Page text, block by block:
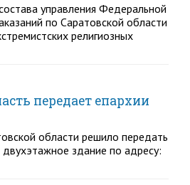
управления Федеральной
по Саратовской области
религиозных
передает епархии
области решило передать
здание по адресу: